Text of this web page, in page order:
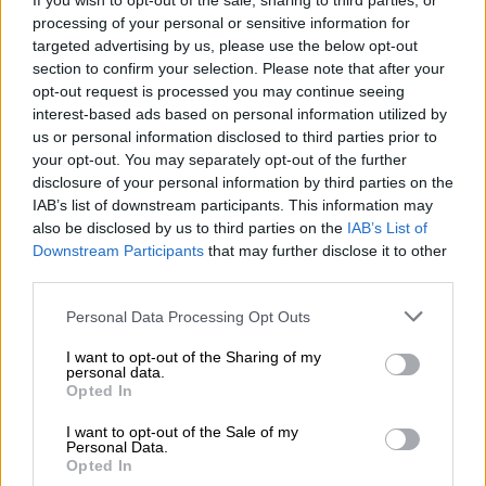
processing of your personal or sensitive information for
targeted advertising by us, please use the below opt-out
section to confirm your selection. Please note that after your
opt-out request is processed you may continue seeing
interest-based ads based on personal information utilized by
us or personal information disclosed to third parties prior to
your opt-out. You may separately opt-out of the further
disclosure of your personal information by third parties on the
IAB’s list of downstream participants. This information may
also be disclosed by us to third parties on the IAB’s List of
Downstream Participants that may further disclose it to other
Please note that this website/app uses one or more Google
not limited to your visit or usage behaviour. You may click to
grant or deny consent to Google and its third-party tags to
use your data for below specified purposes in below Google
consent section.
Personal Data Processing Opt Outs
I want to opt-out of the Sharing of my
personal data.
Opted In
I want to opt-out of the Sale of my
Personal Data.
Opted In
Σύμφωνα με ταέως τώρα αποτελέσματα
όπως τα μεταδίδει το πρώτο κανάλι της
γερμανικής δημόσιας τηλεόρασης ARD, το
CDUτου Γκόρντον Σνίντερ κερδίζει τις
εκλογές με30,8% (+3,1 από τις εκλογές του
2021), αφήνοντας δεύτερο τοSPD και τον
νυν πρωθυπουργό του κρατιδίου Αλεξάντερ
Σβάιτσερ, με τοιστορικά χαμηλό 26% (-9,7).
Στην τρίτη θέση βρίσκεται ηAfDμε19,9%
(+11,7), καταγράφοντας νέο ρεκόρ για το
κρατίδιο, ενώ οι Πράσινοι
συγκεντρώνουν
ποσοστό7,9% (-1,4)
και συμπληρώνουν τα
κόμματα που εξασφαλίζουν την είσοδό τους
στο τοπικό κοινοβούλιο. ΗΑριστερά, παρότι
ενισχύθηκε, έμεινε και πάλι